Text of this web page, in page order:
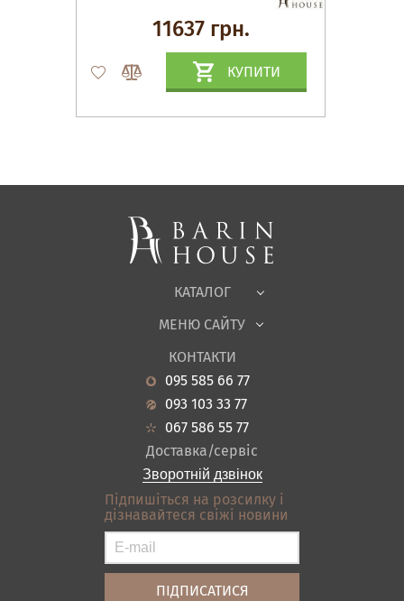
11637 грн.
КУПИТИ
КАТАЛОГ
Спальні, Ліжка
Корпусні меблі
Офісні меблі
Садові меблі
Вітальня
Кухня
Передпокої
Ванна
Акціі
МЕНЮ САЙТУ
Про нас
Новини
Гарантія
Кредит
Оплата і доставка
Відгуки
Контакти
Карта сайту
Умови покупки
КОНТАКТИ
095 585 66 77
093 103 33 77
067 586 55 77
Доставка/сервіс
Зворотній дзвінок
Підпишіться на розсилку і
дізнавайтеся свіжі новини